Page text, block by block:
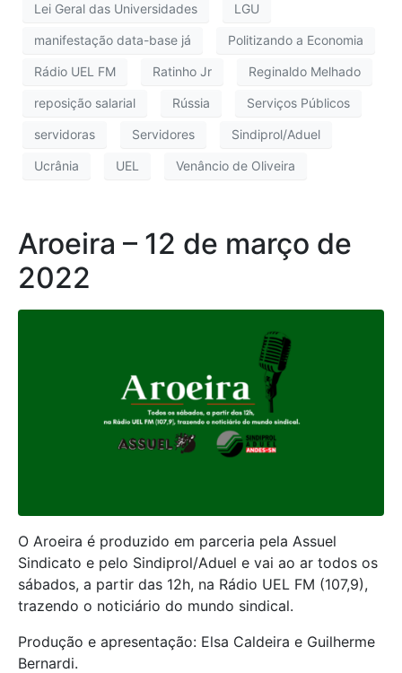
Lei Geral das Universidades LGU
manifestação data-base já Politizando a Economia
Rádio UEL FM Ratinho Jr Reginaldo Melhado
reposição salarial Rússia Serviços Públicos
servidoras Servidores Sindiprol/Aduel
Ucrânia UEL Venâncio de Oliveira
Aroeira – 12 de março de
2022
O Aroeira é produzido em parceria pela Assuel
Sindicato e pelo Sindiprol/Aduel e vai ao ar todos os
sábados, a partir das 12h, na Rádio UEL FM (107,9),
trazendo o noticiário do mundo sindical.
Produção e apresentação: Elsa Caldeira e Guilherme
Bernardi.